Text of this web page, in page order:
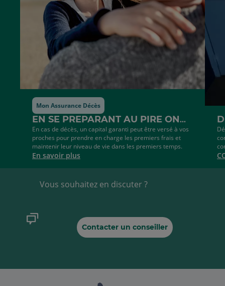
liste
Mon Assurance Décès
EN SE PREPARANT AU PIRE ON
LES ACCOMPAGNE AU MIEUX
En cas de décès, un capital garanti peut être versé à vos
proches pour prendre en charge les premiers frais et
maintenir leur niveau de vie dans les premiers temps.
En savoir plus
Vous souhaitez en discuter ?
Contacter un conseiller